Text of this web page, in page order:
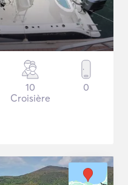
10
Croisière
0